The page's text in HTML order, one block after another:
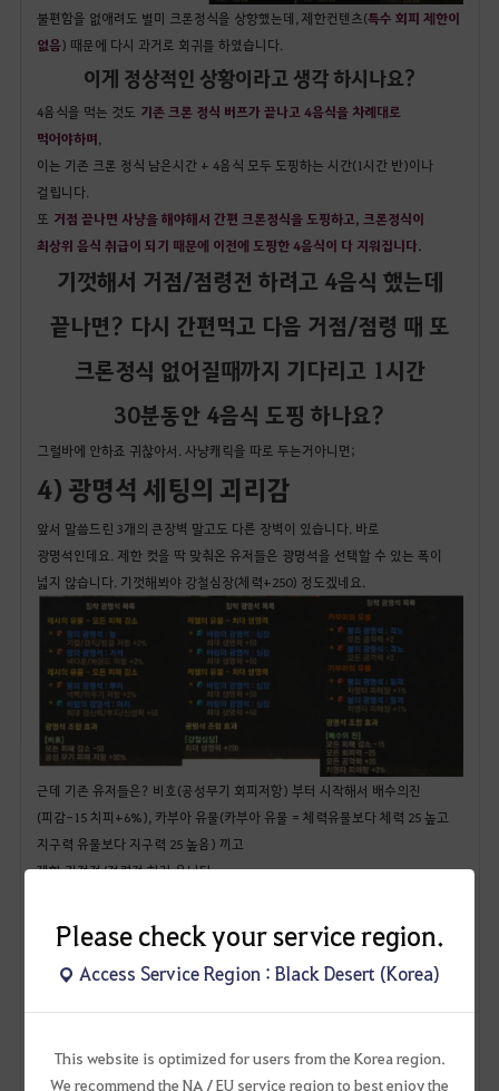
Please check your service region.
Access Service Region : Black Desert (Korea)
This website is optimized for users from the Korea region.
We recommend the NA / EU service region to best enjoy the
불편함을 없애려도 별미 크론정식을 상향했는데, 제한컨텐츠(특수 회피 제한이
없음) 때문에 다시 과거로 회귀를 하였습니다.
이게 정상적인 상황이라고 생각 하시나요?
4음식을 먹는 것도 기존 크론 정식 버프가 끝나고 4음식을 차례대로
먹어야하며
이는 기존 크론 정식 남은시간 + 4음식 모두 도핑하는 시간(1시간 반)이나
걸립니다.
또 거점 끝나면 사냥을 해야해서 간편 크론정식을 도핑하고, 크론정식이
최상위 음식 취급이 되기 때문에 이전에 도핑한 4음식이 다 지워집니다.
기껏해서 거점/점령전 하려고 4음식 했는데
끝나면? 다시 간편먹고 다음 거점/점령 때 또
크론정식 없어질때까지 기다리고 1시간
30분동안 4음식 도핑 하나요?
그럴바에 안하죠 귀찮아서. 사냥캐릭을 따로 두는거아니면;
4) 광명석 세팅의 괴리감
앞서 말씀드린 3개의 큰장벽 말고도 다른 장벽이 있습니다. 바로
광명석인데요. 제한 컷을 딱 맞춰온 유저들은 광명석을 선택할 수 있는 폭이
넓지 않습니다. 기껏해봐야 강철심장(체력+250) 정도겠네요.
근데 기존 유저들은? 비호(공성무기 회피저항) 부터 시작해서 배수의진
(피감-15 치피+6%), 카부아 유물(카부아 유물 = 체력유물보다 체력 25 높고
지구력 유물보다 지구력 25 높음) 끼고
제한 거점전/점령전 하러 옵니다.
죽지도 않습니다.
이게 유입을 위한 제한이 맞나요?
자 지금까지 말씀드린 것들 중 장벽 4개가 나왔습니다.
- 두번째 장벽 : 18비약 준비 해야함